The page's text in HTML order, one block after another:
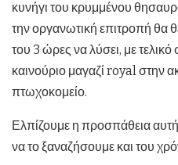
κυνήγι του κρυμμένου
την οργανωτική επιτροπή θα
του 3 ώρες να λύσει, με
καινούριο μαγαζί royal στην
πτωχοκομείο.
Ελπίζουμε η προσπάθεια αυτή
να το ξαναζήσουμε και του